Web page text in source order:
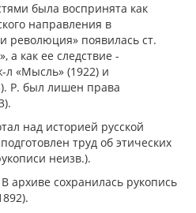
была воспринята как
направления в
революция» появилась ст.
а как ее следствие -
л «Мысль» (1922) и
Р. был лишен права
над историей русской
труд об этических
неизв.).
архиве сохранилась рукопись